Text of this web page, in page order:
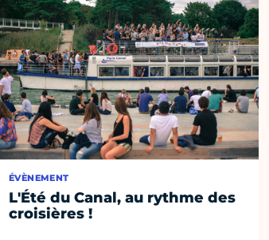
ÉVÈNEMENT
L'Été du Canal, au rythme des
croisières !